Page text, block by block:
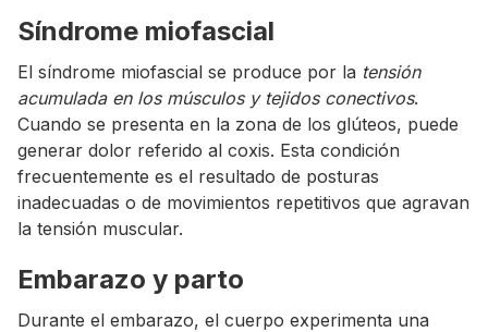
Síndrome miofascial
El síndrome miofascial se produce por la tensión
acumulada en los músculos y tejidos conectivos.
Cuando se presenta en la zona de los glúteos, puede
generar dolor referido al coxis. Esta condición
frecuentemente es el resultado de posturas
inadecuadas o de movimientos repetitivos que agravan
la tensión muscular.
Embarazo y parto
Durante el embarazo, el cuerpo experimenta una